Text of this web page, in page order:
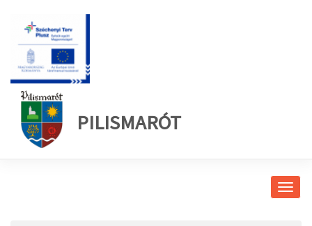
PILISMARÓT